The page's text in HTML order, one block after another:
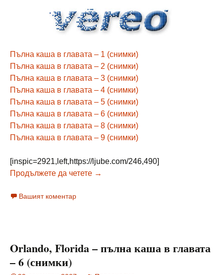
Пълна каша в главата – 1 (снимки)
Пълна каша в главата – 2 (снимки)
Пълна каша в главата – 3 (снимки)
Пълна каша в главата – 4 (снимки)
Пълна каша в главата – 5 (снимки)
Пълна каша в главата – 6 (снимки)
Пълна каша в главата – 8 (снимки)
Пълна каша в главата – 9 (снимки)
[inspic=2921,left,https://ljube.com/246,490]
Продължете да четете Orlando, Florida – пълна каша в
→
Вашият коментар
Orlando, Florida – пълна каша в главата
– 6 (снимки)